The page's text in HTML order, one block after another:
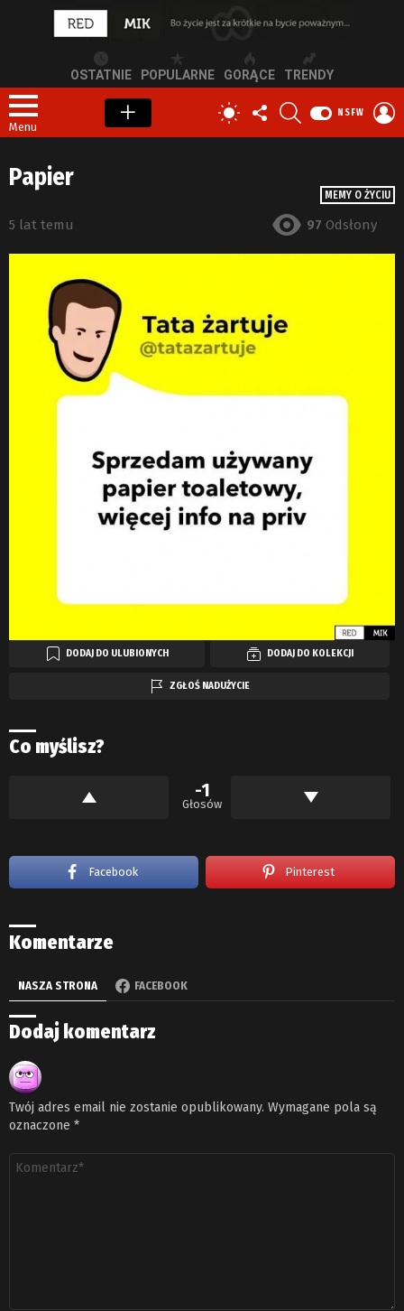
OSTATNIE POPULARNE GORĄCE TRENDY
Menu
PRZEŁĄCZ
SKÓRKĘ
OBSERWUJ
NAS
NSFW
MEMY O ŻYCIU
Papier
5 lat temu 97 Odsłony
DODAJ DO ULUBIONYCH DODAJ DO KOLEKCJI
ZGŁOŚ NADUŻYCIE
Co myślisz?
-1
Głosów
Facebook Pinterest
Komentarze
NASZA STRONA FACEBOOK
Dodaj komentarz
Twój adres email nie zostanie opublikowany. Wymagane pola są
oznaczone *